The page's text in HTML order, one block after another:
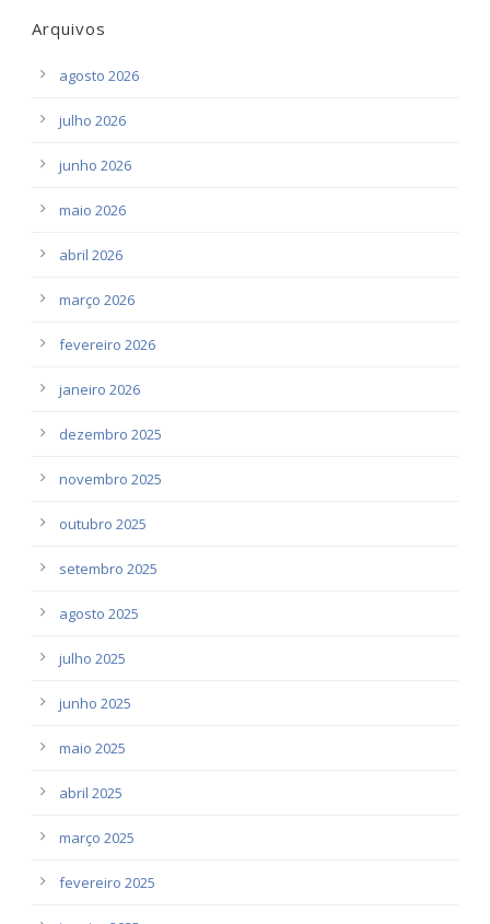
Arquivos
agosto 2026
julho 2026
junho 2026
maio 2026
abril 2026
março 2026
fevereiro 2026
janeiro 2026
dezembro 2025
novembro 2025
outubro 2025
setembro 2025
agosto 2025
julho 2025
junho 2025
maio 2025
abril 2025
março 2025
fevereiro 2025